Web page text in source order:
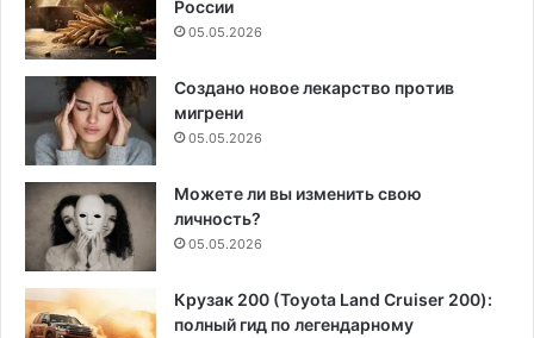
России
05.05.2026
Создано новое лекарство против
мигрени
05.05.2026
Можете ли вы изменить свою
личность?
05.05.2026
Крузак 200 (Toyota Land Cruiser 200):
полный гид по легендарному